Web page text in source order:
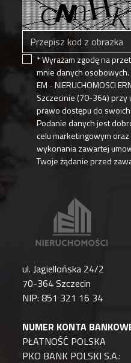
ul. Jagiellońska 24/2
70-364 Szczecin
NIP: 851 321 16 34
NUMER KONTA
PŁATNOŚĆ POLSKA
PKO BANK POLSKI S.A.:
* Wyrażam zgodę na
mnie danych
EM - NIERUCHOMOSCI
Szczecinie (70-364) przy
prawo dostępu do
Podanie danych jest
celu marketingowym
wykonania zawartej
Twoje żądanie przed